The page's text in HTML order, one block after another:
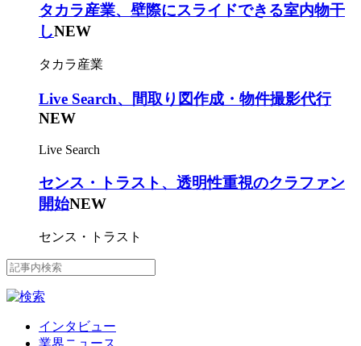
タカラ産業、壁際にスライドできる室内物干
しNEW
タカラ産業
Live Search、間取り図作成・物件撮影代行
NEW
Live Search
センス・トラスト、透明性重視のクラファン
開始NEW
センス・トラスト
インタビュー